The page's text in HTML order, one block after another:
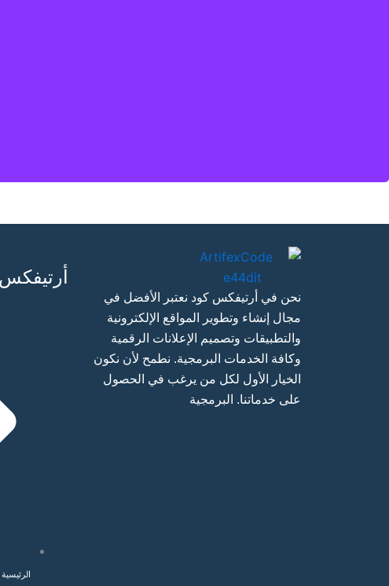
نحن في أرتيفكس كود نعتبر الأفضل في
مجال إنشاء وتطوير المواقع الإلكترونية
والتطبيقات وتصميم الإعلانات الرقمية
وكافة الخدمات البرمجية. نطمح لأن نكون
الخيار الأول لكل من يرغب في الحصول
على خدماتنا. البرمجية
الرئيسية